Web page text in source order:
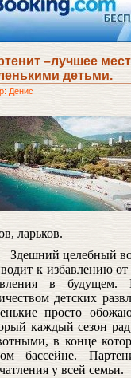
–лучшее
детьми.
Денис
ларьков.
Здешний целебный
к избавлению
в
детских
просто
каждый сезон
в конце
бассейне.
у всей семьи.